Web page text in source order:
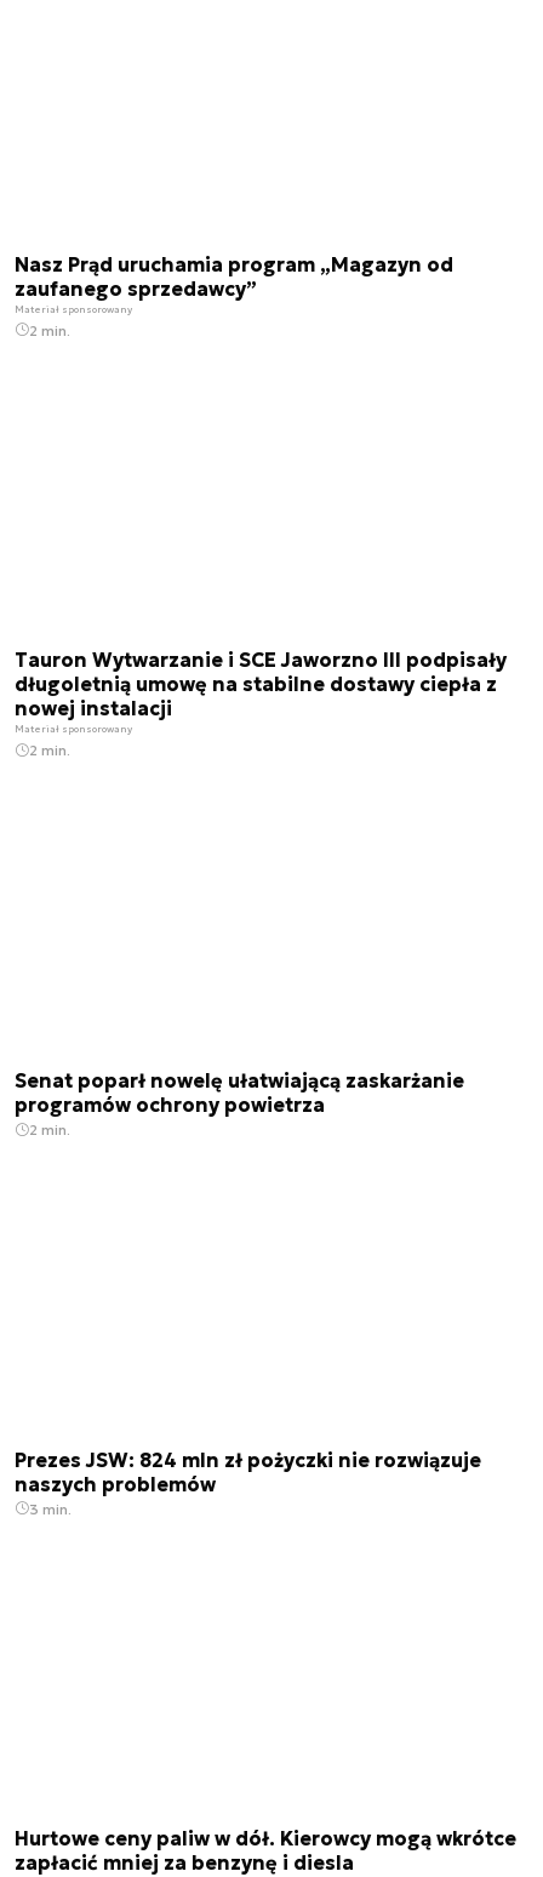
Nasz Prąd uruchamia program „Magazyn od
zaufanego sprzedawcy”
Materiał sponsorowany
2 min.
Tauron Wytwarzanie i SCE Jaworzno III podpisały
długoletnią umowę na stabilne dostawy ciepła z
nowej instalacji
Materiał sponsorowany
2 min.
Senat poparł nowelę ułatwiającą zaskarżanie
programów ochrony powietrza
2 min.
Prezes JSW: 824 mln zł pożyczki nie rozwiązuje
naszych problemów
3 min.
Hurtowe ceny paliw w dół. Kierowcy mogą wkrótce
zapłacić mniej za benzynę i diesla